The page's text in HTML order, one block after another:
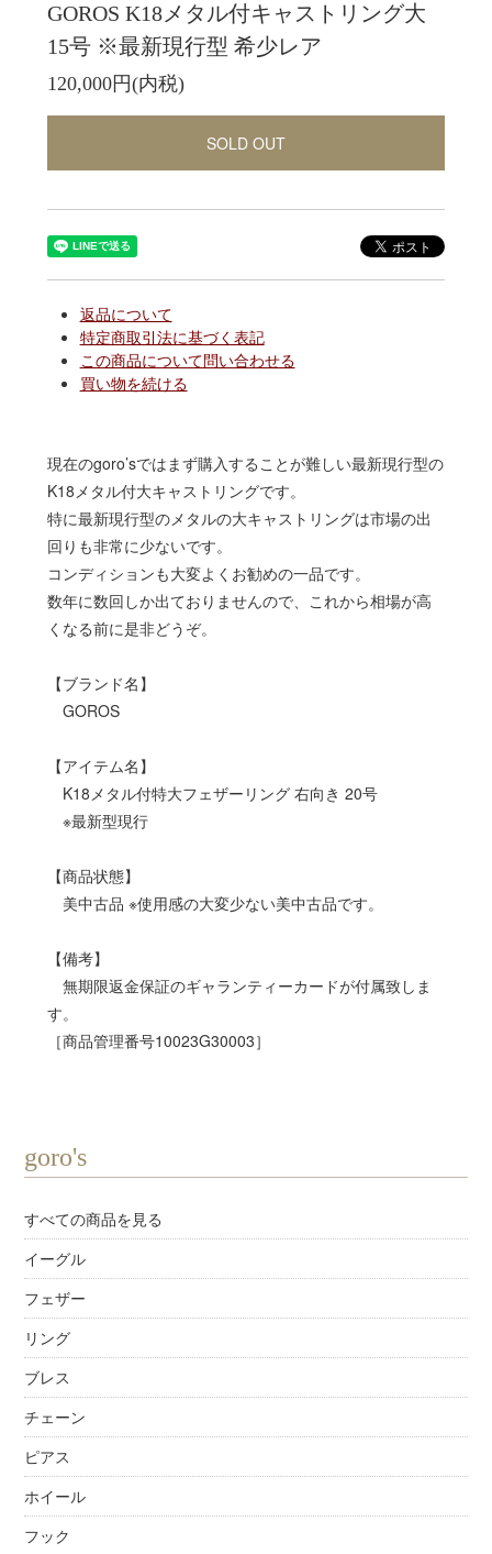
GOROS K18メタル付キャストリング大
15号 ※最新現行型 希少レア
120,000円(内税)
SOLD OUT
返品について
特定商取引法に基づく表記
この商品について問い合わせる
買い物を続ける
現在のgoro’sではまず購入することが難しい最新現行型の
K18メタル付大キャストリングです。
特に最新現行型のメタルの大キャストリングは市場の出
回りも非常に少ないです。
コンディションも大変よくお勧めの一品です。
数年に数回しか出ておりませんので、これから相場が高
くなる前に是非どうぞ。
【ブランド名】
GOROS
【アイテム名】
K18メタル付特大フェザーリング 右向き 20号
※最新型現行
【商品状態】
美中古品 ※使用感の大変少ない美中古品です。
【備考】
無期限返金保証のギャランティーカードが付属致しま
す。
［商品管理番号10023G30003］
goro's
すべての商品を見る
イーグル
フェザー
リング
ブレス
チェーン
ピアス
ホイール
フック